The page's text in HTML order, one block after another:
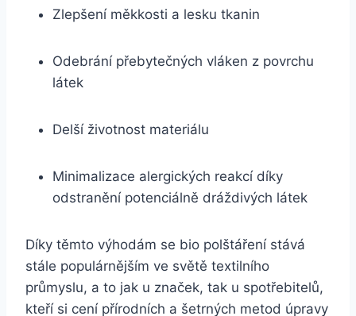
Zlepšení měkkosti a lesku tkanin
Odebrání​ přebytečných vláken z povrchu
látek
Delší životnost materiálu
Minimalizace alergických reakcí díky
odstranění potenciálně‌ dráždivých látek
Díky těmto výhodám se bio polštáření stává
stále populárnějším ‌ve světě textilního⁤
průmyslu, a​ to jak u značek, tak u spotřebitelů,​
kteří si cení přírodních a šetrných ‍metod úpravy